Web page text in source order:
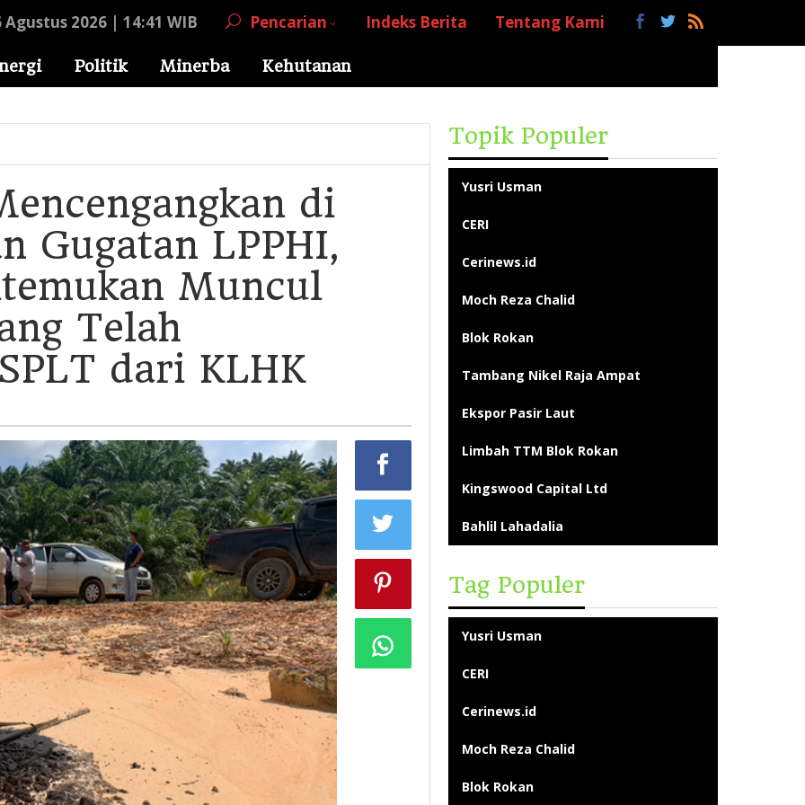
Agustus 2026 | 14:41 WIB Pencarian Indeks Berita Tentang Kami
Politik Minerba Kehutanan
di
Gugatan LPPHI,
Muncul
Telah
dari KLHK
Topik Populer
Yusri Usman
CERI
Cerinews.id
Moch Reza Chalid
Blok Rokan
Tambang Nikel Raja Ampat
Ekspor Pasir Laut
Limbah TTM Blok Rokan
Kingswood Capital Ltd
Bahlil Lahadalia
Tag Populer
Yusri Usman
CERI
Cerinews.id
Moch Reza Chalid
Blok Rokan